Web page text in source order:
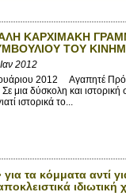
ΚΑΡΧΙΜΑΚΗ
ΤΟΥ
2012
2012 Αγαπητέ
μια δύσκολη και
ιστορικά το...
τα κόμματα αντί
ιδιωτική